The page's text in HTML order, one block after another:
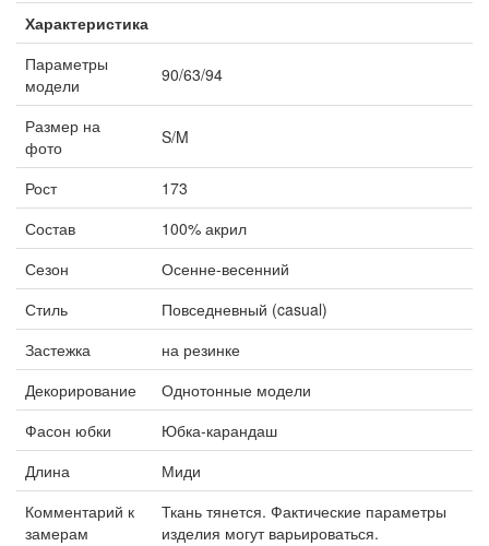
Характеристика
Параметры
модели
90/63/94
Размер на
фото
S/M
Рост
173
Состав
100% акрил
Сезон
Осенне-весенний
Стиль
Повседневный (casual)
Застежка
на резинке
Декорирование
Однотонные модели
Фасон юбки
Юбка-карандаш
Длина
Миди
Комментарий к
замерам
Ткань тянется. Фактические параметры
изделия могут варьироваться.